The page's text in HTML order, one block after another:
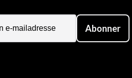
Abonner